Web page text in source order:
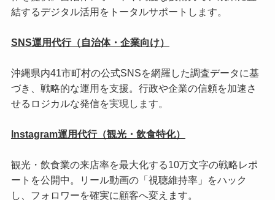
結するデジタル活用をトータルサポートします。
SNS運用代行（自治体・企業向け）
沖縄県内41市町村の公式SNSを網羅した調査データに基
づき、戦略的な運用を支援。行政や企業の信頼を加速さ
せるロジカルな発信を実現します。
Instagram運用代行（観光・飲食特化）
観光・飲食業の来店率を最大化する10万文字の戦略レポ
ートを公開中。リール動画の「視聴維持率」をハック
し、フォロワーを確実に顧客へ変えます。